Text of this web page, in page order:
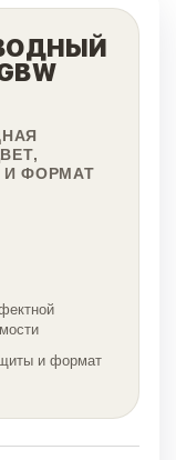
И ФОРМАТ
и формат